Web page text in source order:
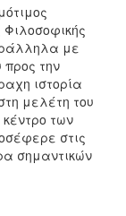
Φιλοσοφικής
με
προς την
ιστορία
μελέτη του
των
στις
σημαντικών